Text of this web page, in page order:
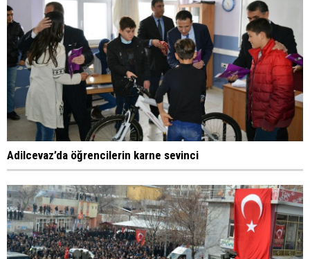
Adilcevaz’da öğrencilerin karne sevinci